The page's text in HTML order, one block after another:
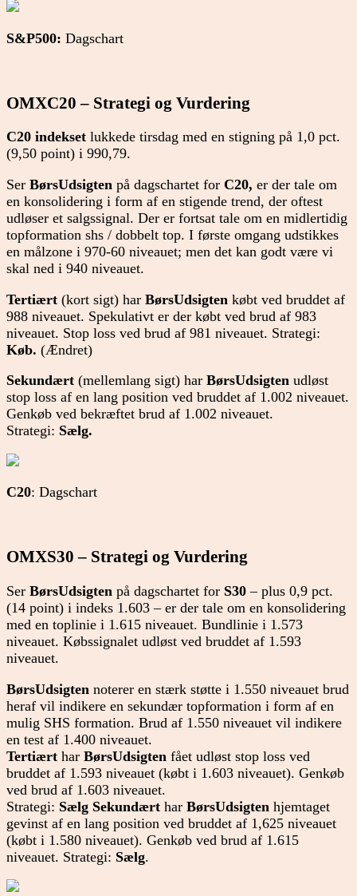
S&P500: Dagschart
OMXC20 – Strategi og Vurdering
C20 indekset lukkede tirsdag med en stigning på 1,0 pct.
(9,50 point) i 990,79.
Ser BørsUdsigten på dagschartet for C20, er der tale om
en konsolidering i form af en stigende trend, der oftest
udløser et salgssignal. Der er fortsat tale om en midlertidig
topformation shs / dobbelt top. I første omgang udstikkes
en målzone i 970-60 niveauet; men det kan godt være vi
skal ned i 940 niveauet.
Tertiært (kort sigt) har BørsUdsigten købt ved bruddet af
988 niveauet. Spekulativt er der købt ved brud af 983
niveauet. Stop loss ved brud af 981 niveauet. Strategi:
Køb. (Ændret)
Sekundært (mellemlang sigt) har BørsUdsigten udløst
stop loss af en lang position ved bruddet af 1.002 niveauet.
Genkøb ved bekræftet brud af 1.002 niveauet.
Strategi: Sælg.
C20: Dagschart
OMXS30 – Strategi og Vurdering
Ser BørsUdsigten på dagschartet for S30 – plus 0,9 pct.
(14 point) i indeks 1.603 – er der tale om en konsolidering
med en toplinie i 1.615 niveauet. Bundlinie i 1.573
niveauet. Købssignalet udløst ved bruddet af 1.593
niveauet.
BørsUdsigten noterer en stærk støtte i 1.550 niveauet brud
heraf vil indikere en sekundær topformation i form af en
mulig SHS formation. Brud af 1.550 niveauet vil indikere
en test af 1.400 niveauet.
Tertiært har BørsUdsigten fået udløst stop loss ved
bruddet af 1.593 niveauet (købt i 1.603 niveauet). Genkøb
ved brud af 1.603 niveauet.
Strategi: Sælg Sekundært har BørsUdsigten hjemtaget
gevinst af en lang position ved bruddet af 1,625 niveauet
(købt i 1.580 niveauet). Genkøb ved brud af 1.615
niveauet. Strategi: Sælg.